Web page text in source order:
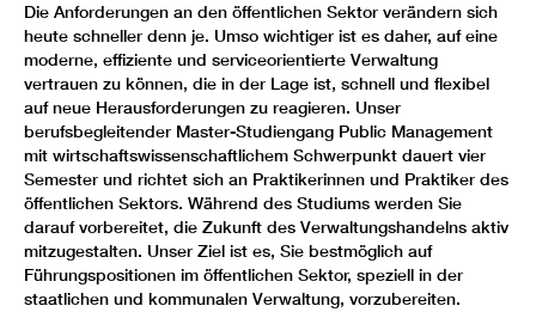
Die Anforderungen an den öffentlichen Sektor verändern sich
heute schneller denn je. Umso wichtiger ist es daher, auf eine
moderne, effiziente und serviceorientierte Verwaltung
vertrauen zu können, die in der Lage ist, schnell und flexibel
auf neue Herausforderungen zu reagieren. Unser
berufsbegleitender Master-Studiengang Public Management
mit wirtschaftswissenschaftlichem Schwerpunkt dauert vier
Semester und richtet sich an Praktikerinnen und Praktiker des
öffentlichen Sektors. Während des Studiums werden Sie
darauf vorbereitet, die Zukunft des Verwaltungshandelns aktiv
mitzugestalten. Unser Ziel ist es, Sie bestmöglich auf
Führungspositionen im öffentlichen Sektor, speziell in der
staatlichen und kommunalen Verwaltung, vorzubereiten.